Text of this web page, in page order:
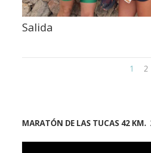
Salida
1 2
MARATÓN DE LAS TUCAS 42